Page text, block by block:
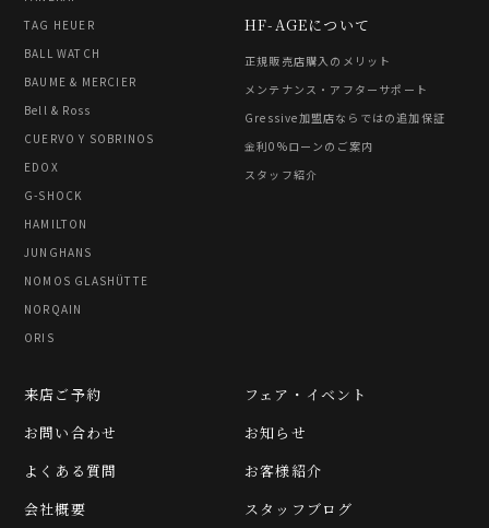
TAG HEUER
BALL WATCH
BAUME & MERCIER
Bell & Ross
CUERVO Y SOBRINOS
EDOX
G-SHOCK
HAMILTON
JUNGHANS
NOMOS GLASHÜTTE
NORQAIN
ORIS
HF-AGEについて
正規販売店購入のメリット
メンテナンス・アフターサポート
Gressive加盟店ならではの追加保証
金利0%ローンのご案内
スタッフ紹介
フェア・イベント
お知らせ
お客様紹介
スタッフブログ
来店ご予約
お問い合わせ
よくある質問
会社概要